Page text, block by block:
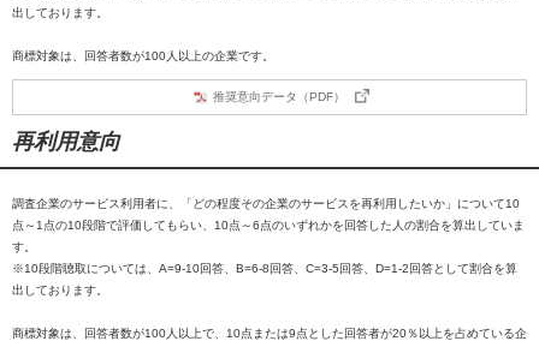
出しております。
商標対象は、回答者数が100人以上の企業です。
推奨意向データ（PDF）
再利用意向
調査企業のサービス利用者に、「どの程度その企業のサービスを再利用したいか」について10
点～1点の10段階で評価してもらい、10点～6点のいずれかを回答した人の割合を算出していま
す。
※10段階聴取については、A=9-10回答、B=6-8回答、C=3-5回答、D=1-2回答として割合を算
出しております。
商標対象は、回答者数が100人以上で、10点または9点とした回答者が20％以上を占めている企